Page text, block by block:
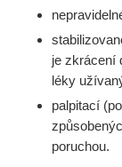
je zkrácení
léky
palpitací
poruchou.